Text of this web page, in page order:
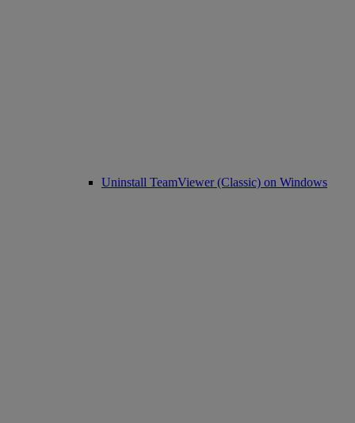
Uninstall TeamViewer (Classic) on Windows